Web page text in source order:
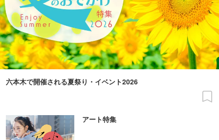
六本木で開催される夏祭り・イベント2026
アート特集